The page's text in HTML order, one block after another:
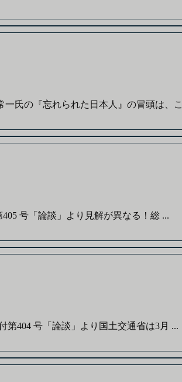
氏の『忘れられた日本人』の冒頭は、
号「論談」より見解が異なる！総 ...
第404 号「論談」より国土交通省は3月 ...